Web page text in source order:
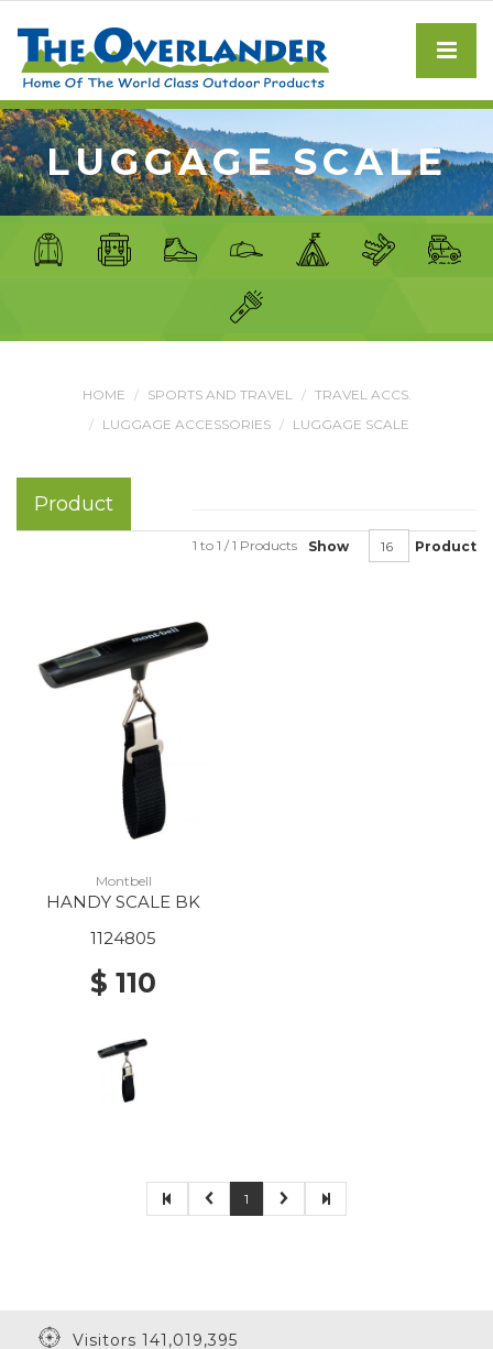
LUGGAGE SCALE
HOME SPORTS AND TRAVEL
TRAVEL ACCS.
LUGGAGE ACCESSORIES
LUGGAGE SCALE
Product
Show Product
1 to 1 / 1 Products
Montbell
HANDY SCALE BK
1124805
$ 110
1
Visitors 141,019,395